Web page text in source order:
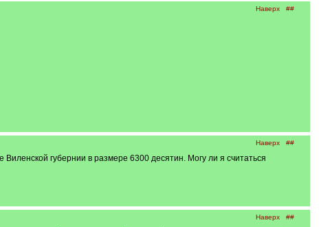
Наверх ##
Наверх ##
губернии в размере 6300 десятин. Могу ли я считаться
Наверх ##